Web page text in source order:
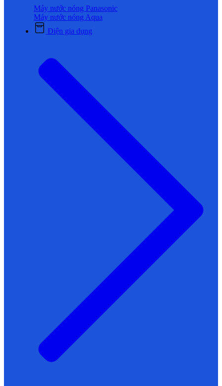
Máy nước nóng Panasonic
Máy nước nóng Aqua
Điện gia dụng